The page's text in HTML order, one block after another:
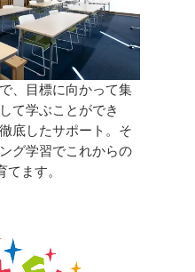
、目標に向かって集
て学ぶことができ
底したサポート。そ
グ学習でこれからの
てます。